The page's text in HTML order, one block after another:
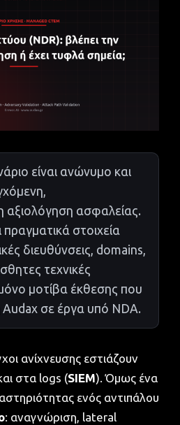
είναι ανώνυμο και
αξιολόγηση ασφαλείας.
στοιχεία
διευθύνσεις, domains,
τεχνικές
μοτίβα έκθεσης που
σε έργα υπό NDA.
ανίχνευσης εστιάζουν
στα logs (SIEM). Όμως ένα
ενός αντιπάλου
: αναγνώριση, lateral